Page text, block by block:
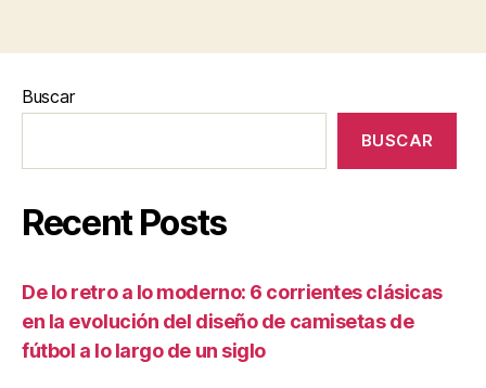
Buscar
BUSCAR
Recent Posts
De lo retro a lo moderno: 6 corrientes clásicas
en la evolución del diseño de camisetas de
fútbol a lo largo de un siglo